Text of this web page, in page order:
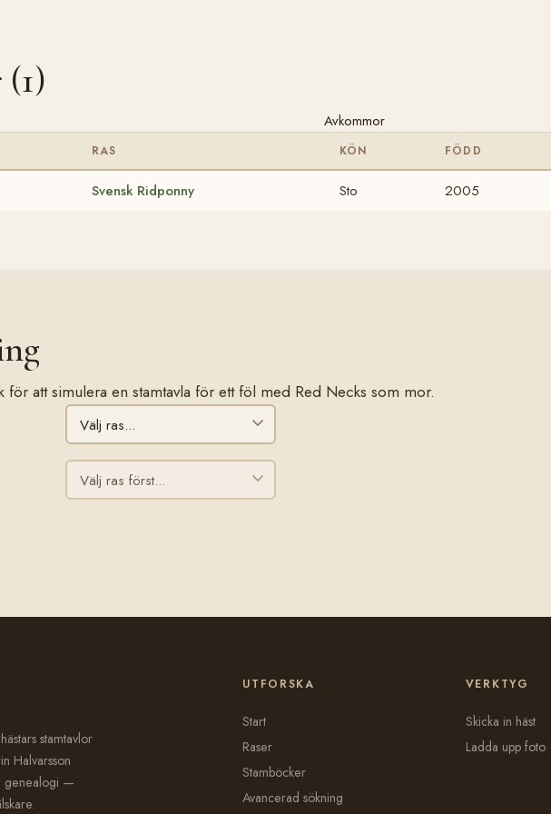
Avkommor
RAS KÖN FÖDD
Svensk Ridponny Sto 2005
för att simulera en stamtavla för ett föl med Red Necks som mor.
stamtavlor
Halvarsson
genealogi —
UTFORSKA
Start
Raser
Stamböcker
Avancerad sökning
VERKTYG
Skicka in häst
Ladda upp foto